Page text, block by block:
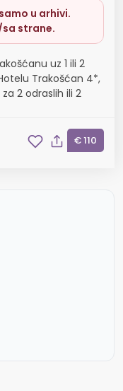
u arhivi.
strane.
uz 1 ili 2
Trakošćan 4*,
2 odraslih ili 2
€ 110